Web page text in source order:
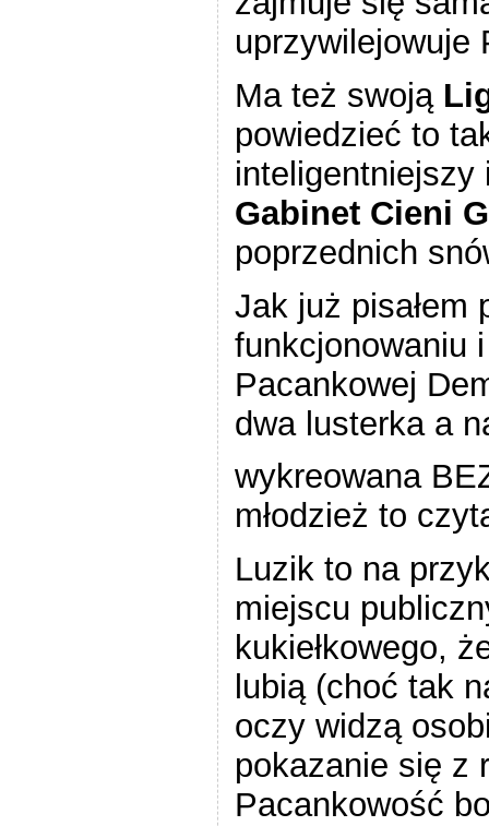
uprzywilejowuje
Ma też swoją
powiedzieć to
inteligentniejszy
Gabinet Cieni
poprzednich
Jak już pisałem
funkcjonowaniu
Pacankowej
dwa lusterka a
wykreowana
młodzież to
Luzik to na
miejscu
kukiełkowego,
lubią (choć tak
oczy widzą
pokazanie się z
Pacankowość